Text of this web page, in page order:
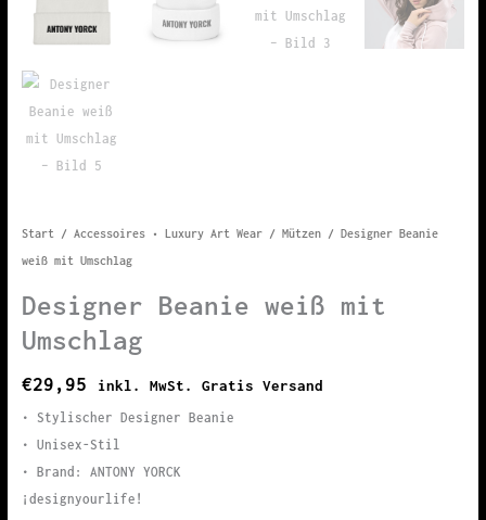
Start / Accessoires • Luxury Art Wear/ Mützen/ Designer Beanie
weiß mit Umschlag
Designer Beanie weiß mit
Umschlag
€29,95 inkl. MwSt. Gratis Versand
• Stylischer Designer Beanie
• Unisex-Stil
• Brand: ANTONY YORCK
¡designyourlife!